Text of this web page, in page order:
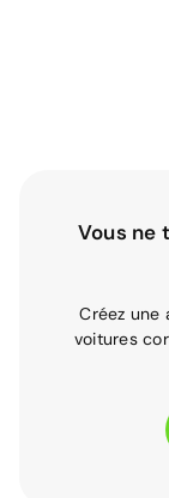
Vous ne
Créez une
voitures